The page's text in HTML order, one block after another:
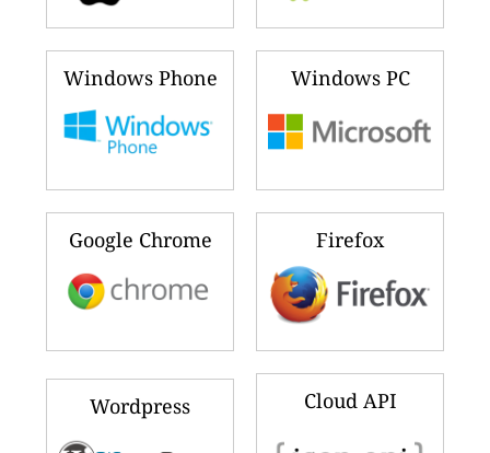
Windows Phone Windows PC
Google Chrome Firefox
Wordpress Cloud API